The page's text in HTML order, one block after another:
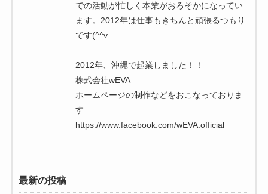
での活動が忙しく本業がおろそかになってい
ます。2012年は仕事もきちんと頑張るつもり
です(^^v
2012年、沖縄で起業しました！！
株式会社wEVA
ホームページの制作などをおこなっておりま
す
https://www.facebook.com/wEVA.official
最新の投稿